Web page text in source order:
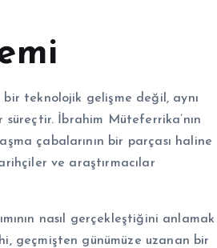
teknolojik gelişme değil, aynı
İbrahim Müteferrika’nın
çabalarının bir parçası haline
ve araştırmacılar
nasıl gerçekleştiğini anlamak
geçmişten günümüze uzanan bir